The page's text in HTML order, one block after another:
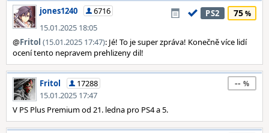
jones1240
6716
15.01.2025 18:05
PS2 75
@Fritol (15.01.2025 17:47): Jé! To je super zpráva! Konečně více lidí
ocení tento nepravem prehlizeny dil!
Fritol
17288
15.01.2025 17:47
--
V PS Plus Premium od 21. ledna pro PS4 a 5.